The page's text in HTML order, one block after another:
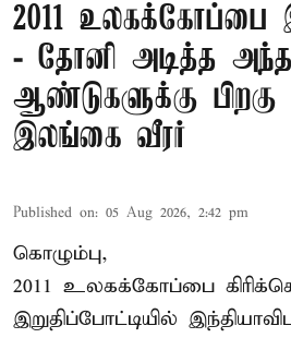
2011 உலகக்கோப்பை
- தோனி அடித்த அந்த
ஆண்டுகளுக்கு
இலங்கை வீரர்
Published on: 05 Aug 2026, 2:42 pm
கொழும்பு,
2011 உலகக்கோப்பை
இறுதிப்போட்டியில்